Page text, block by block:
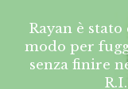
Rayan è
modo per
senza finire